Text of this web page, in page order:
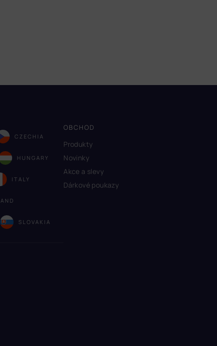
CZECHIA
HUNGARY
ITALY
SLOVAKIA
OBCHOD
Produkty
Novinky
Akce a slevy
Dárkové poukazy